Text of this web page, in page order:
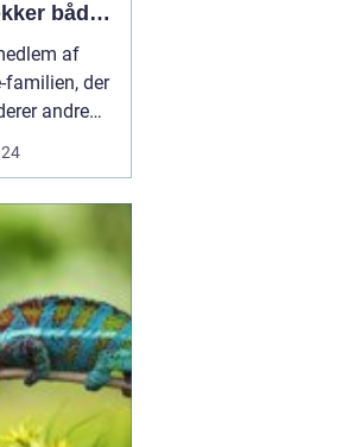
både
og
på
unikke
og
af
familien, der
andre
som mår,
korte ben og
lange
artikel vil
en
af ilde...